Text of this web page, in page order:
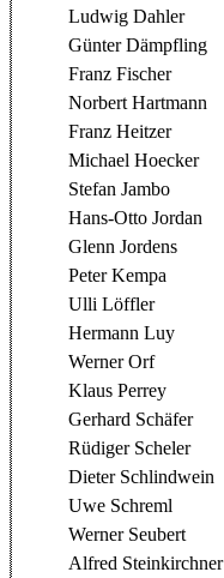
Ludwig Dahler
Günter Dämpfling
Franz Fischer
Norbert Hartmann
Franz Heitzer
Michael Hoecker
Stefan Jambo
Hans-Otto Jordan
Glenn Jordens
Peter Kempa
Ulli Löffler
Hermann Luy
Werner Orf
Klaus Perrey
Gerhard Schäfer
Rüdiger Scheler
Dieter Schlindwein
Uwe Schreml
Werner Seubert
Alfred Steinkirchner